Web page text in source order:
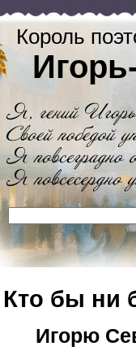
Король
Кто бы ни
Игорю